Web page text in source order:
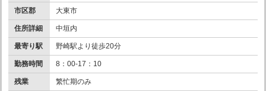
市区郡 大東市
住所詳細 中垣内
最寄り駅 野崎駅より徒歩20分
勤務時間 8：00-17：10
残業 繁忙期のみ